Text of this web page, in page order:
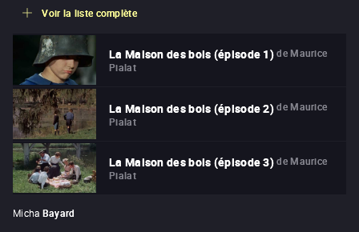
Voir la liste complète
La Maison des bois (épisode 1) de Maurice
Pialat
La Maison des bois (épisode 2) de Maurice
Pialat
La Maison des bois (épisode 3) de Maurice
Pialat
Micha Bayard